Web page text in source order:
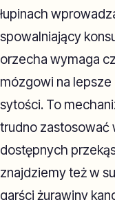
łupinach
spowalniający
orzecha wymaga
mózgowi na lepsze
sytości. To
trudno zastosować
dostępnych
znajdziemy też w
garści żurawiny